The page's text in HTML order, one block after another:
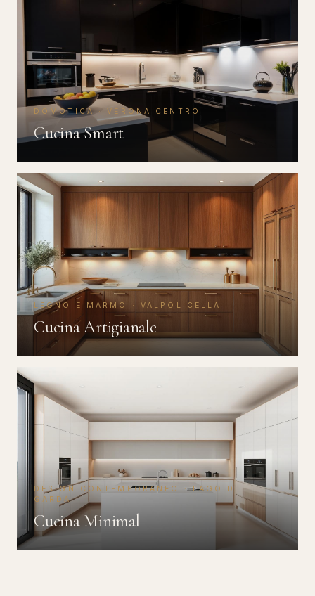
DOMOTICA · VERONA CENTRO
Cucina Smart
LEGNO E MARMO · VALPOLICELLA
Cucina Artigianale
DESIGN CONTEMPORANEO · LAGO DI
GARDA
Cucina Minimal